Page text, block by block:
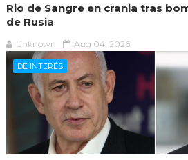
Rio de Sangre en crania tras
de Rusia
Unknown Aug 04, 2026
DE INTERÉS